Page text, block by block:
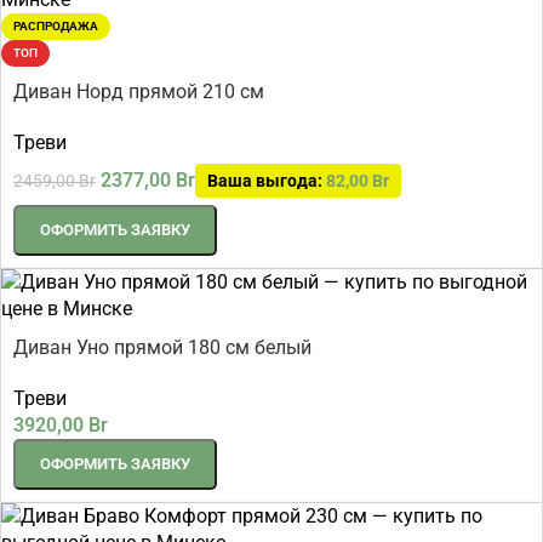
РАСПРОДАЖА
ТОП
Диван Норд прямой 210 см
Треви
2459,00Br 2377,00 Br Ваша выгода: 82,00 Br
ОФОРМИТЬ ЗАЯВКУ
Диван Уно прямой 180 см белый
Треви
3920,00 Br
ОФОРМИТЬ ЗАЯВКУ